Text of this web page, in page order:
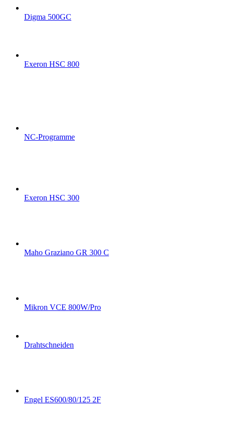
Digma 500GC
Exeron HSC 800
NC-Programme
Exeron HSC 300
Maho Graziano GR 300 C
Mikron VCE 800W/Pro
Drahtschneiden
Engel ES600/80/125 2F